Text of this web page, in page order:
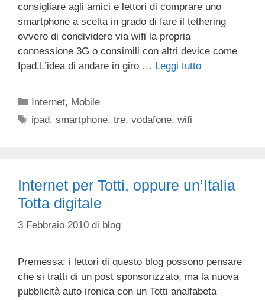
consigliare agli amici e lettori di comprare uno
smartphone a scelta in grado di fare il tethering
ovvero di condividere via wifi la propria
connessione 3G o consimili con altri device come
Ipad.L’idea di andare in giro … Leggi tutto
Categorie
Internet, Mobile
Tag
ipad,smartphone,tre,vodafone,wifi
Internet per Totti, oppure un’Italia
Totta digitale
3 Febbraio 2010 di blog
Premessa: i lettori di questo blog possono pensare
che si tratti di un post sponsorizzato, ma la nuova
pubblicità auto ironica con un Totti analfabeta